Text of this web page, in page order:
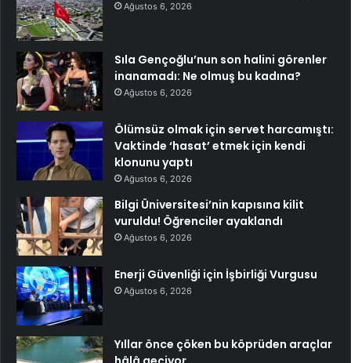
Ağustos 6, 2026
Sıla Gençoğlu’nun son halini görenler
inanamadı: Ne olmuş bu kadına?
Ağustos 6, 2026
Ölümsüz olmak için servet harcamıştı:
Vaktinde ‘hasat’ etmek için kendi
klonunu yaptı
Ağustos 6, 2026
Bilgi Üniversitesi’nin kapısına kilit
vuruldu! Öğrenciler ayaklandı
Ağustos 6, 2026
Enerji Güvenliği için İşbirliği Vurgusu
Ağustos 6, 2026
Yıllar önce çöken bu köprüden araçlar